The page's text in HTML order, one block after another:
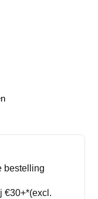
bestelling
€30+*(excl.